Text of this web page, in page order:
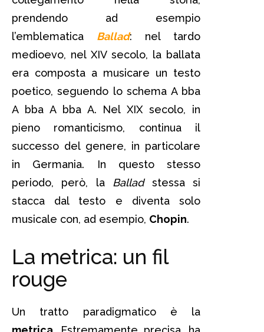
prendendo ad esempio
l’emblematica Ballad: nel tardo
medioevo, nel XIV secolo, la ballata
era composta a musicare un testo
poetico, seguendo lo schema A bba
A bba A bba A. Nel XIX secolo, in
pieno romanticismo, continua il
successo del genere, in particolare
in Germania. In questo stesso
periodo, però, la Balladstessa si
stacca dal testo e diventa solo
musicale con, ad esempio, Chopin.
La metrica: un fil
rouge
Un tratto paradigmatico è la